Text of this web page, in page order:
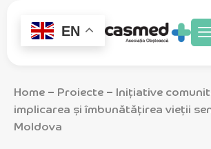
EN
Home – Proiecte – Inițiative
implicarea și îmbunătățirea vieții
Moldova